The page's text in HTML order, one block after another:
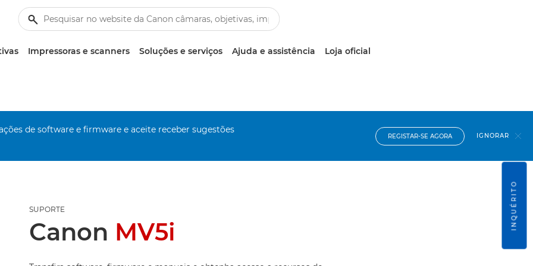
Impressoras e scanners Soluções e serviços Ajuda e assistência Loja oficial
de software e firmware e aceite receber sugestões
REGISTAR-SE AGORA IGNORAR
SUPORTE
Canon MV5i
INQUÉRITO